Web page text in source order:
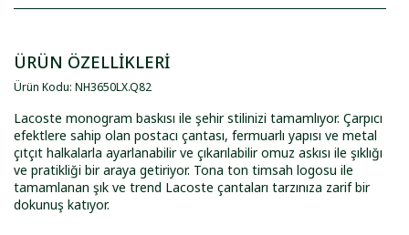
ÜRÜN ÖZELLİKLERİ
Ürün Kodu: NH3650LX.Q82
Lacoste monogram baskısı ile şehir stilinizi tamamlıyor. Çarpıcı
efektlere sahip olan postacı çantası, fermuarlı yapısı ve metal
çıtçıt halkalarla ayarlanabilir ve çıkarılabilir omuz askısı ile şıklığı
ve pratikliği bir araya getiriyor. Tona ton timsah logosu ile
tamamlanan şık ve trend Lacoste çantaları tarzınıza zarif bir
dokunuş katıyor.